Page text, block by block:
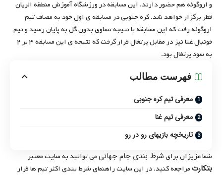
و اروگوئه هم حضور دارند. این مسابقه در ورزشگاه آموزش منطقه الریان
قطر برگزار خواهد شد. کره جنوبی در مسابقه ی اول خود به مصاف تیم
اروگوئه رفت که این مسابقه با نتیجه تساوی بدون گل به پایان رسید و تیم
فوتبال غنا نیز در مقابل پرتغال قرار گرفت که نتیجه ی این مسابقه ۳ بر ۲
به سود پرتغال بود.
فهرست مطالب
معرفی تیم کره جنوبی
معرفی تیم غنا
تاریخچه بازیهای رو در رو
شما عزیزان برایشرط بندی جام جهانیمی ‌توانید به سایت معتبر
بتکارتمراجعه کنید. در این سایت راهنمای شرط بندی اکثر تیم‌ ها قرار